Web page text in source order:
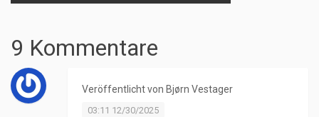
9 Kommentare
Veröffentlicht von Bjørn Vestager
03:11 12/30/2025